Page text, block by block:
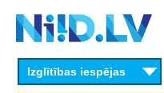
content
Izglītības iespējas